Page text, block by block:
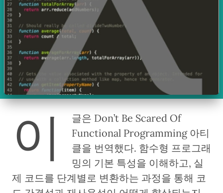
이
글은 Don’t Be Scared Of
Functional Programming 아티
클을 번역했다. 함수형 프로그래
밍의 기본 특성을 이해하고, 실
제 코드를 단계별로 변환하는 과정을 통해 코